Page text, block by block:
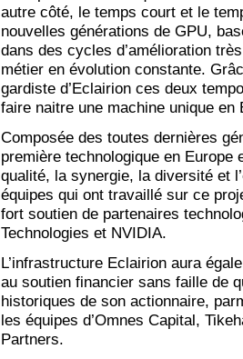
autre côté, le temps court et le
nouvelles générations de GPU,
dans des cycles d’amélioration
métier en évolution constante.
gardiste d’Eclairion ces deux
faire naitre une machine unique en
Composée des toutes dernières
première technologique en
qualité, la synergie, la diversité et
équipes qui ont travaillé sur ce
fort soutien de partenaires
Technologies et NVIDIA.
L’infrastructure Eclairion aura
au soutien financier sans faille de
historiques de son actionnaire,
les équipes d’Omnes Capital,
Partners.